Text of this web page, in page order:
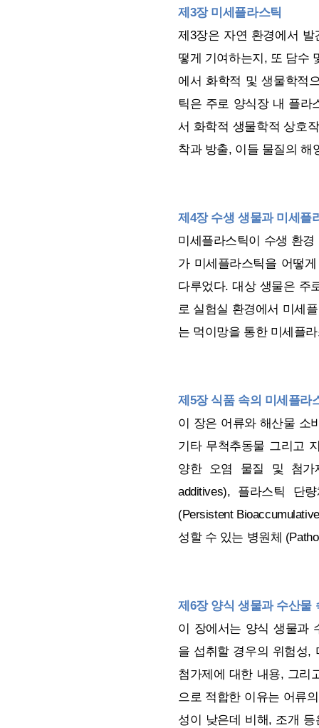
제3장 미세플라스틱
제3장은 자연 환경에서
떻게 기여하는지, 또 담수
에서 화학적 및 생물학적
틱은 주로 양식장 내 플라
서 화학적 생물학적 상호
착과 방출, 이들 물질의 해
제4장 수생 생물과 미세플
미세플라스틱이 수생 환
가 미세플라스틱을 어떻
다루었다. 대상 생물은 주
로 실험실 환경에서 미세
는 먹이망을 통한 미세플
제5장 식품 속의 미세플라
이 장은 어류와 해산물 소
기타 무척추동물 그리고
양한 오염 물질 및 첨가
additives), 플라스틱 단
(Persistent
성할 수 있는 병원체
제6장 양식 생물과 수산물
이 장에서는 양식 생물과
을 섭취할 경우의 위험성,
첨가제에 대한 내용, 그리
으로 적합한 이유는 어류
성이 낮은데 비해, 조개